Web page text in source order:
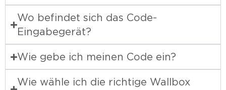
Wo befindet sich das Code-
Eingabegerät?
Wie gebe ich meinen Code ein?
Wie wähle ich die richtige Wallbox